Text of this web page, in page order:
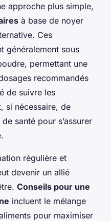
approche plus simple,
à base de noyer
Ces
généralement sous
permettant une
recommandés
de suivre les
si nécessaire, de
santé pour s’assurer
.
régulière et
devenir un allié
Conseils pour une
incluent le mélange
pour maximiser